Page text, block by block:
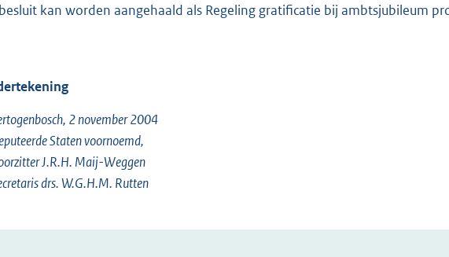
kan worden aangehaald als Regeling gratificatie bij ambtsjubileum
2 november 2004
Staten voornoemd,
J.R.H. Maij-Weggen
drs. W.G.H.M. Rutten